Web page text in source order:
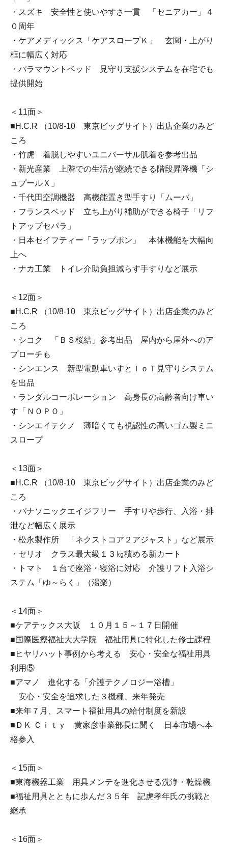
・スズキ 安全性と使いやすさ一貫 「セニアカー」４
０周年
・ケアメディックス「ケアスロープＫ」 玄関・上がり
框に幅広く対応
・パラマウントベッド 見守り支援システムを在宅でも
提供開始
＜11面＞
■H.C.R （10/8-10 東京ビッグサイト）出店企業のみど
ころ
・竹虎 着脱しやすいユニバーサル肌着を参考出品
・新光産業 上階での生活が継続できる階段昇降機「シ
ュプールＸ」
・千代田空調機器 高機能置き型手すり「ムーバ」
・フランスベッド 立ち上がり補助ができる椅子「リフ
トアップセパラ」
・日本セイフティー「ラップポン」 本体機能を大幅向
上へ
・ナカ工業 トイレ介助負担減らす手すりなど展示
＜12面＞
■H.C.R （10/8-10 東京ビッグサイト）出店企業のみど
ころ
・シコク 「ＢＳ桜結」参考出品 屋内から屋外へのア
プローチも
・シンエンス 新型電動車いすとＩｏＴ見守りシステム
を出品
・ランダルコーポレーション 高身長の高齢者向け車い
す「ＮＯＰＯ」
・シンエイテクノ 薄暗くても視認性の高いゴム製ミニ
スロープ
＜13面＞
■H.C.R （10/8-10 東京ビッグサイト）出店企業のみど
ころ
・パナソニックエイジフリー 手すりや歩行、入浴・排
泄など幅広く展示
・松永製作所 「ネクストコア２アジャスト」など展示
・セリオ クラス最大級１３㎏積める新カート
・トマト １台で座浴・寝浴に対応 介護リフト入浴シ
ステム「ゆ～らく」（湯楽）
＜14面＞
■ケアテックス大阪 １０月１５～１７日開催
■国際医療福祉大大学院 福祉用具に特化した修士課程
■ヒヤリハット事例から考える 安心・安全な福祉用具
利用⑤
■アマノ 進化する「介護テクノロジー浴槽」
安心・安全を追求した３機種、来年発売
■来年７月、スマート福祉用具の給付制度を新設
■ＤＫ Ｃｉｔｙ 黄家彦事業部長に聞く 日本市場へ本
格参入
＜15面＞
■東海機器工業 用具メンテを進化させる洗浄・乾燥機
■福祉用具とともに歩んだ３５年 記虎孝年氏の挑戦と
継承
＜16面＞